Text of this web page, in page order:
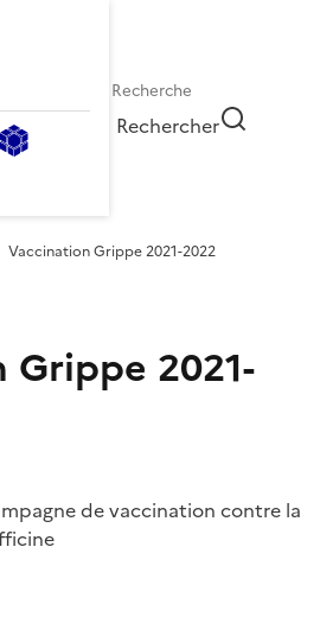
Rechercher
Vaccination Grippe 2021-2022
2021-
de vaccination contre la